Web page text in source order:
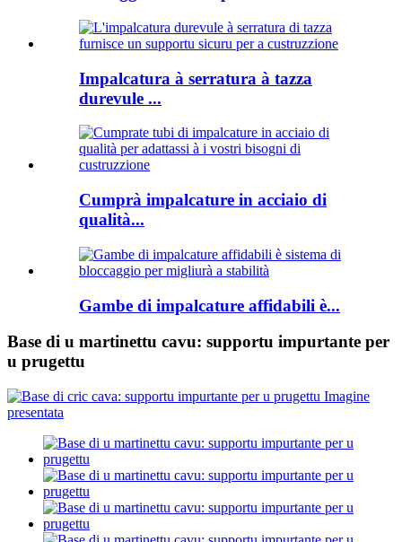
Impalcatura à serratura à tazza
durevule ...
Cumprà impalcature in acciaio di
qualità...
Gambe di impalcature affidabili è...
Base di u martinettu cavu: supportu impurtante per
u prugettu